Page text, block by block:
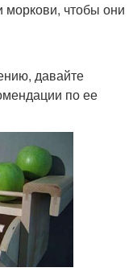
моркови, чтобы они
давайте
по ее